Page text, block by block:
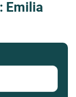
Emilia